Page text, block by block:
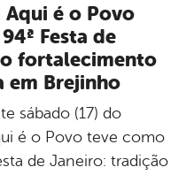
Aqui é o Povo
Festa de
fortalecimento
em Brejinho
sábado (17) do
é o Povo teve como
de Janeiro: tradição